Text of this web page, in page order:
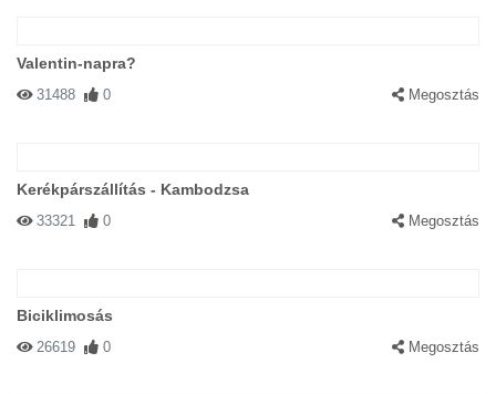
Valentin-napra?
31488 0 Megosztás
Kerékpárszállítás - Kambodzsa
33321 0 Megosztás
Biciklimosás
26619 0 Megosztás